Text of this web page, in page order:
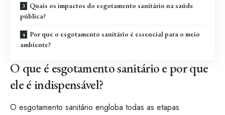
Quais os impactos do esgotamento sanitário na saúde
pública?
Por que o esgotamento sanitário é essencial para o meio
ambiente?
O que é esgotamento sanitário e por que
ele é indispensável?
O esgotamento sanitário engloba todas as etapas